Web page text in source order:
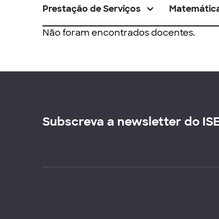
Prestação de Serviços
Não foram encontrados docentes.
Subscreva a newsletter do